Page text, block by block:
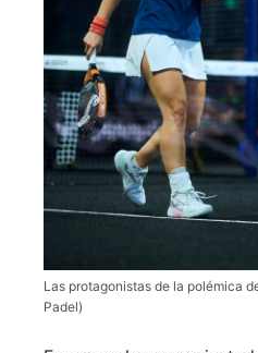
Las protagonistas de la polémica
Padel)